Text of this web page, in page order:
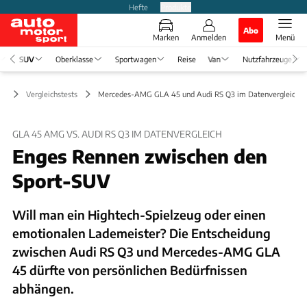
Hefte
Marken Anmelden
Abo
Menü
SUV Oberklasse Sportwagen Reise Van Nutzfahrzeuge
Vergleichstests Mercedes-AMG GLA 45 und Audi RS Q3 im Datenvergleich
GLA 45 AMG VS. AUDI RS Q3 IM DATENVERGLEICH
Enges Rennen zwischen den
Sport-SUV
Will man ein Hightech-Spielzeug oder einen
emotionalen Lademeister? Die Entscheidung
zwischen Audi RS Q3 und Mercedes-AMG GLA
45 dürfte von persönlichen Bedürfnissen
abhängen.